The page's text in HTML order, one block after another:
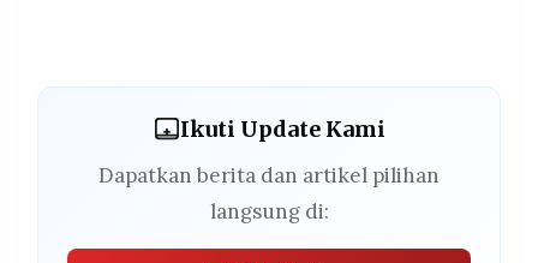
Ikuti Update Kami
Dapatkan berita dan artikel pilihan
langsung di: